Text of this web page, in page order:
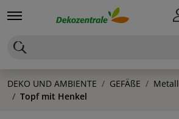
DEKO UND AMBIENTE GEFÄßE Metall
Topf mit Henkel